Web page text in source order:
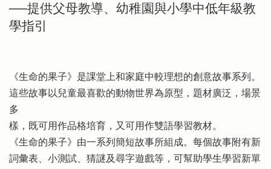
──提供父母教導、幼稚園與小學中低年級教
學指引
《生命的果子》是課堂上和家庭中較理想的創意故事系列。
這些故事以兒童最喜歡的動物世界為原型，題材廣泛，場景
多
樣，既可用作品格培育，又可用作雙語學習教材。
《生命的果子》由一系列簡短故事所組成。每個故事附有新
詞彙表、小測試、猜謎及尋字遊戲等，可幫助學生學習新單